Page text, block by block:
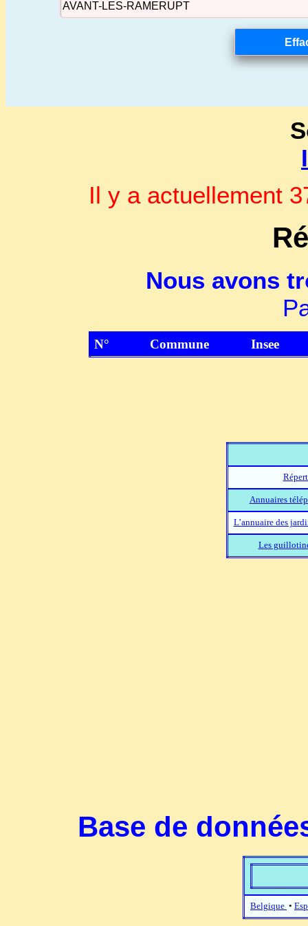
Il y a actuellement
Nous avons
N° Commune Insee
Annuaires
L’annuaire des
Les
Base de
Belgique •